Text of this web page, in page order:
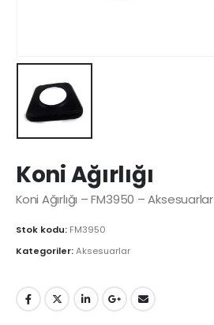
Koni Ağırlığı
Koni Ağırlığı – FM3950 – Aksesuarlar
Stok kodu: FM3950
Kategoriler:Aksesuarlar